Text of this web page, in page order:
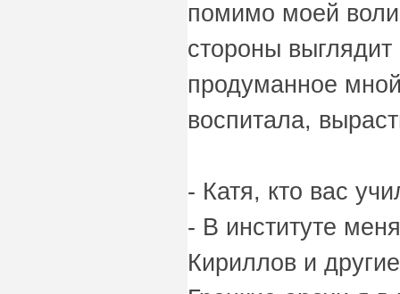
помимо моей
стороны выглядит
продуманное
воспитала,
- Катя, кто вас
- В институте
Кириллов и